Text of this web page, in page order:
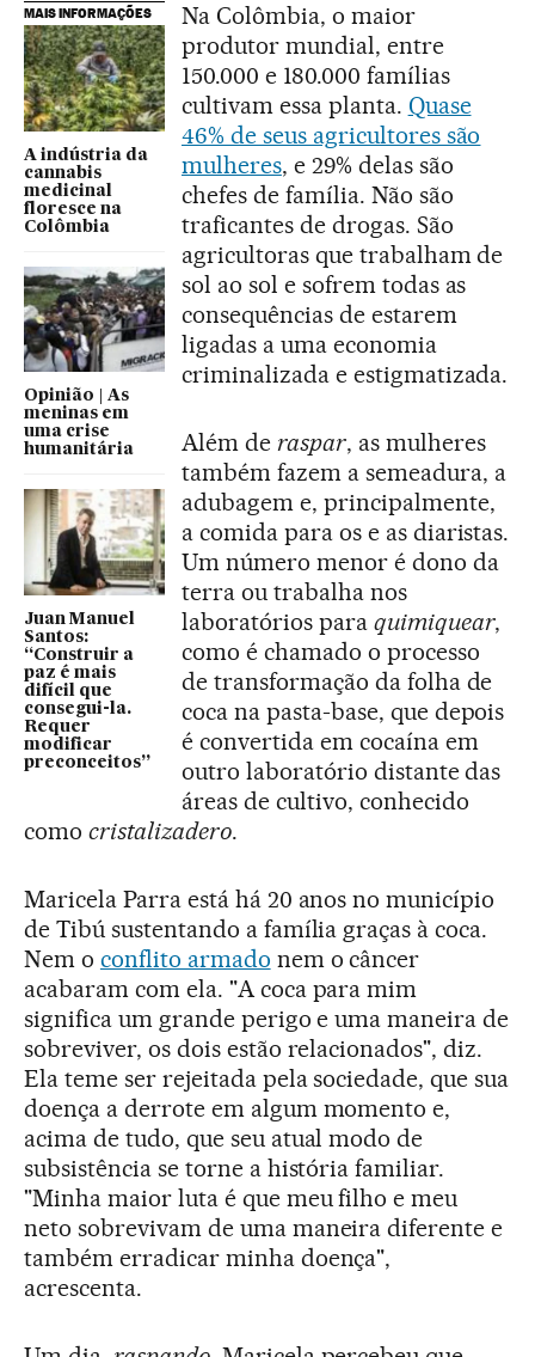
MAIS INFORMAÇÕES
A indústria da
cannabis
medicinal
floresce na
Colômbia
Opinião | As
meninas em
uma crise
humanitária
Juan Manuel
Santos:
“Construir a
paz é mais
difícil que
consegui-la.
Requer
modificar
preconceitos”
Na Colômbia, o maior
produtor mundial, entre
150.000 e 180.000 famílias
cultivam essa planta. Quase
46% de seus agricultores são
mulheres, e 29% delas são
chefes de família. Não são
traficantes de drogas. São
agricultoras que trabalham de
sol ao sol e sofrem todas as
consequências de estarem
ligadas a uma economia
criminalizada e estigmatizada.
Além de raspar, as mulheres
também fazem a semeadura, a
adubagem e, principalmente,
a comida para os e as diaristas.
Um número menor é dono da
terra ou trabalha nos
laboratórios para quimiquear,
como é chamado o processo
de transformação da folha de
coca na pasta-base, que depois
é convertida em cocaína em
outro laboratório distante das
áreas de cultivo, conhecido
como cristalizadero.
Maricela Parra está há 20 anos no município
de Tibú sustentando a família graças à coca.
Nem o conflito armado nem o câncer
acabaram com ela. "A coca para mim
significa um grande perigo e uma maneira de
sobreviver, os dois estão relacionados", diz.
Ela teme ser rejeitada pela sociedade, que sua
doença a derrote em algum momento e,
acima de tudo, que seu atual modo de
subsistência se torne a história familiar.
"Minha maior luta é que meu filho e meu
neto sobrevivam de uma maneira diferente e
também erradicar minha doença",
acrescenta.